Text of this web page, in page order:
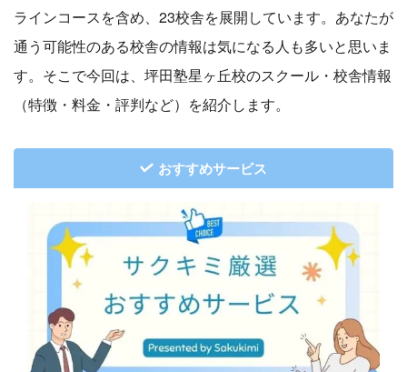
ラインコースを含め、23校舎を展開しています。あなたが
通う可能性のある校舎の情報は気になる人も多いと思いま
す。そこで今回は、坪田塾星ヶ丘校のスクール・校舎情報
（特徴・料金・評判など）を紹介します。
おすすめサービス